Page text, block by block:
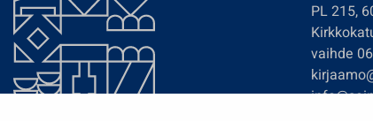
PL 215,
vaihde